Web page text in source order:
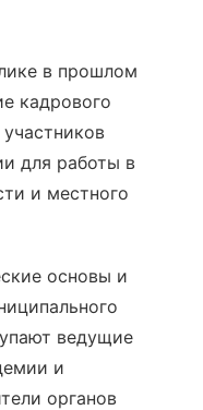
в прошлом
кадрового
для работы в
и местного
основы и
ведущие
и
органов